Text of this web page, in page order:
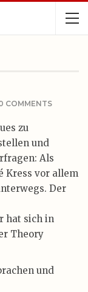
COMMENTS
zu
und
Als
Kress vor allem
Der
hat sich in
Theory
und